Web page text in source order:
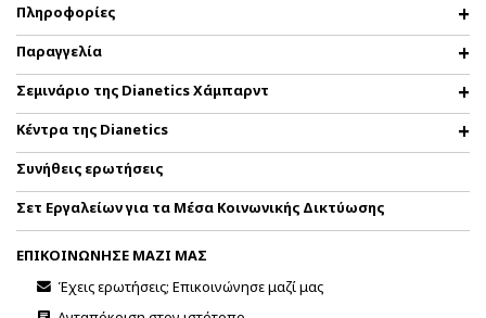
Πληροφορίες
Παραγγελία
Σεμινάριο της Dianetics Χάμπαρντ
Κέντρα της Dianetics
Συνήθεις ερωτήσεις
Σετ Εργαλείων για τα Μέσα Κοινωνικής Δικτύωσης
ΕΠΙΚΟΙΝΩΝΗΣΕ ΜΑΖΙ ΜΑΣ
Έχεις ερωτήσεις; Επικοινώνησε μαζί μας